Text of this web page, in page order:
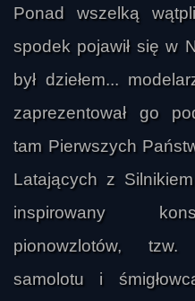
Ponad wszelką
spodek pojawił się w
był dziełem...
zaprezentował go
tam Pierwszych
Latających z
inspirowany
pionowzlotów, tzw.
samolotu i